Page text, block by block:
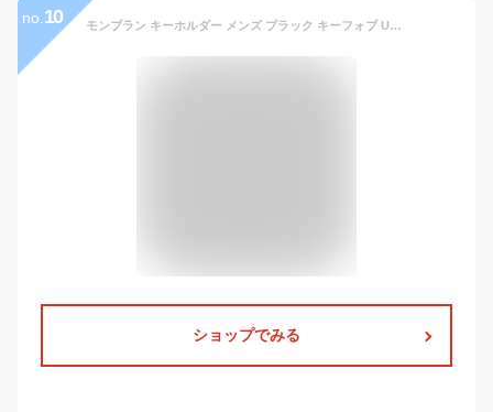
no. 10 モンブラン キーホルダー メンズ ブラック キーフォブ U0014085 30311 黒 男性用 MONTBLANC 高級 人気 ブランド おしゃれ おすすめ 贈り物 就職祝い 昇進祝い 父の日 敬老の日 バレンタインデー クリスマス
ショップでみる